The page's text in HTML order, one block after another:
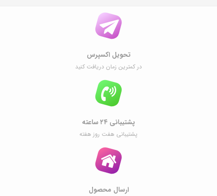
تحویل اکسپرس
در کمترین زمان دریافت کنید
پشتیبانی ۲۴ ساعته
پشتیبانی هفت روز هفته
ارسال محصول